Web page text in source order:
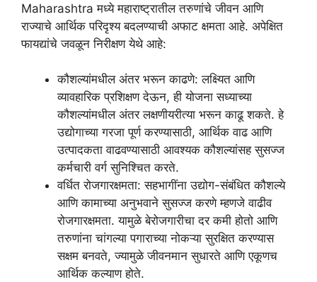
Maharashtra मध्ये महाराष्ट्रातील तरुणांचे जीवन आणि
राज्याचे आर्थिक परिदृश्य बदलण्याची अफाट क्षमता आहे. अपेक्षित
फायद्यांचे जवळून निरीक्षण येथे आहे:
कौशल्यांमधील अंतर भरून काढणे: लक्ष्यित आणि
व्यावहारिक प्रशिक्षण देऊन, ही योजना सध्याच्या
कौशल्यांमधील अंतर लक्षणीयरीत्या भरून काढू शकते. हे
उद्योगाच्या गरजा पूर्ण करण्यासाठी, आर्थिक वाढ आणि
उत्पादकता वाढवण्यासाठी आवश्यक कौशल्यांसह सुसज्ज
कर्मचारी वर्ग सुनिश्चित करते.
वर्धित रोजगारक्षमता: सहभागींना उद्योग-संबंधित कौशल्ये
आणि कामाच्या अनुभवाने सुसज्ज करणे म्हणजे वाढीव
रोजगारक्षमता. यामुळे बेरोजगारीचा दर कमी होतो आणि
तरुणांना चांगल्या पगाराच्या नोकऱ्या सुरक्षित करण्यास
सक्षम बनवते, ज्यामुळे जीवनमान सुधारते आणि एकूणच
आर्थिक कल्याण होते.